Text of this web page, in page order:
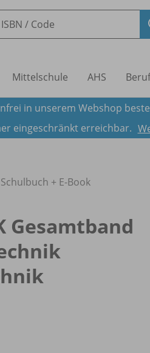
Mittelschule AHS
in unserem Webshop
eingeschränkt erreichbar.
+ E-Book
Gesamtband